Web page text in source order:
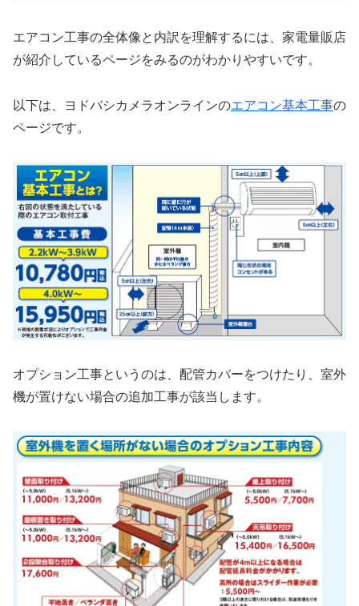
エアコン工事の全体像と内訳を理解するには、家電量販店
が紹介しているページをみるのがわかりやすいです。
以下は、ヨドバシカメラオンラインのエアコン基本工事の
ページです。
オプション工事というのは、配管カバーをつけたり、室外
機が置けない場合の追加工事が該当します。